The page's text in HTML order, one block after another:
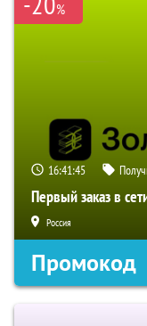
%
16:41:45
Первый заказ в
Россия
Промокод